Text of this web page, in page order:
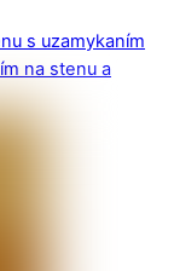
na stenu a